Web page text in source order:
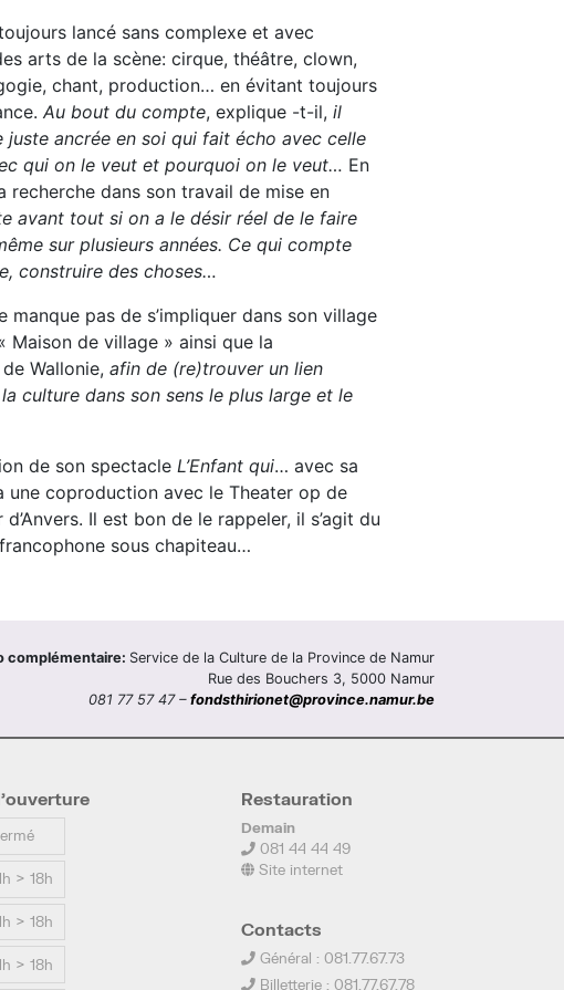
lancé sans complexe et avec
arts de la scène: cirque, théâtre, clown,
chant, production… en évitant toujours
Au bout du compte, explique -t-il, il
juste ancrée en soi qui fait écho avec celle
qui on le veut et pourquoi on le veut… En
recherche dans son travail de mise en
avant tout si on a le désir réel de le faire
sur plusieurs années. Ce qui compte
construire des choses…
manque pas de s’impliquer dans son village
Maison de village » ainsi que la
Wallonie, afin de (re)trouver un lien
culture dans son sens le plus large et le
de son spectacle L’Enfant qui… avec sa
une coproduction avec le Theater op de
Il est bon de le rappeler, il s’agit du
sous chapiteau…
complémentaire: Service de la Culture de la Province de Namur
Rue des Bouchers 3, 5000 Namur
081 77 57 47 – fondsthirionet@province.namur.be
> 18h
> 18h
> 18h
Restauration
Demain
081 44 44 49
Site internet
Contacts
Général : 081.77.67.73
Billetterie : 081.77.67.78